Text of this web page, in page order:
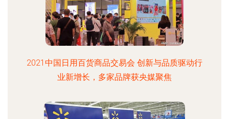
2021中国日用百货商品交易会 创新与品质驱动行
业新增长，多家品牌获央媒聚焦